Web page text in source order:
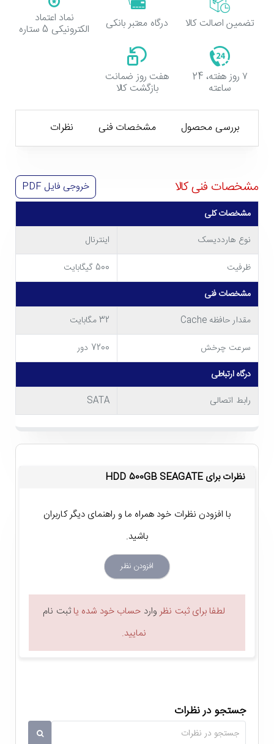
تضمین اصالت کالا
۷ روز هفته، 24
ساعته
درگاه معتبر بانکی
هفت روز ضمانت
بازگشت کالا
نماد اعتماد
الکترونیکی 5 ستاره
بررسی محصول مشخصات فنی نظرات
مشخصات فنی کالا خروجی فایل
مشخصات کلی
نوع هارددیسک
اینترنال
ظرفیت
500 گیگابایت
مشخصات فنی
مقدار حافظه Cache
32 مگابایت
سرعت چرخش
7200 دور
درگاه ارتباطی
رابط اتصالی
SATA
نظرات برای HDD 500GB SEAGATE
با افزودن نظرات خود همراه ما و راهنمای دیگر کاربران
باشید.
افزودن نظر
لطفا برای ثبت نظر وارد حساب خود شده یاثبت نام
نمایید.
جستجو در نظرات